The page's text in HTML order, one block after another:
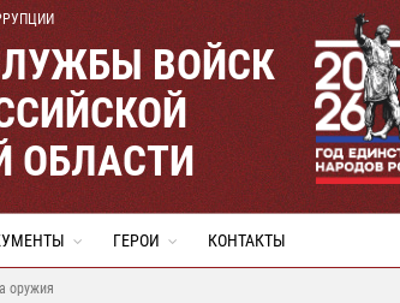
ВОЙСК
ОБЛАСТИ
ГЕРОИ КОНТАКТЫ
оружия